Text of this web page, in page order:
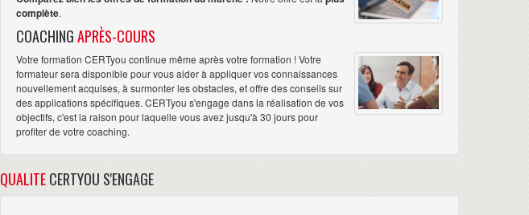
complète.
COACHINGAPRÈS-COURS
Votre formation CERTyou continue même après votre formation ! Votre
formateur sera disponible pour vous aider à appliquer vos connaissances
nouvellement acquises, à surmonter les obstacles, et offre des conseils sur
des applications spécifiques. CERTyou s'engage dans la réalisation de vos
objectifs, c'est la raison pour laquelle vous avez jusqu'à 30 jours pour
profiter de votre coaching.
QUALITECERTYOU S'ENGAGE